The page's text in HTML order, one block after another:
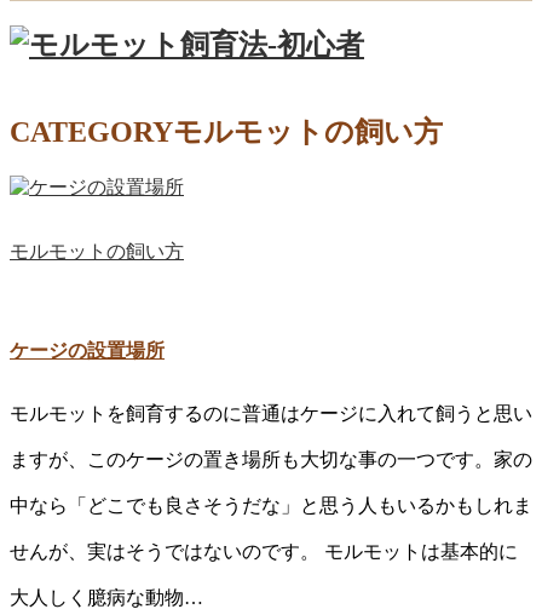
CATEGORYモルモットの飼い方
モルモットの飼い方
ケージの設置場所
モルモットを飼育するのに普通はケージに入れて飼うと思い
ますが、このケージの置き場所も大切な事の一つです。家の
中なら「どこでも良さそうだな」と思う人もいるかもしれま
せんが、実はそうではないのです。 モルモットは基本的に
大人しく臆病な動物…